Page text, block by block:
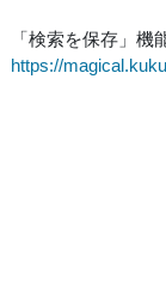
「検索を保存」機
https://